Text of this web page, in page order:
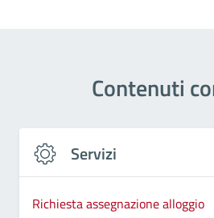
Contenuti
Servizi
Richiesta assegnazione alloggio